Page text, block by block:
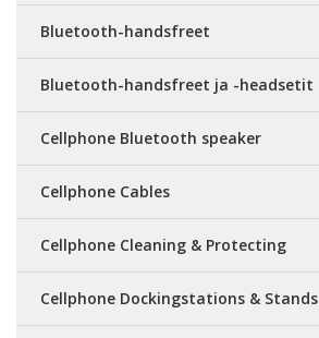
Bluetooth-handsfreet
Bluetooth-handsfreet ja -headsetit
Cellphone Bluetooth speaker
Cellphone Cables
Cellphone Cleaning & Protecting
Cellphone Dockingstations & Stands